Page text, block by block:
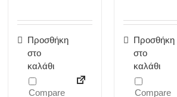
Προσθήκη
στο
καλάθι
Compare
Προσθήκη
στο
καλάθι
Compare